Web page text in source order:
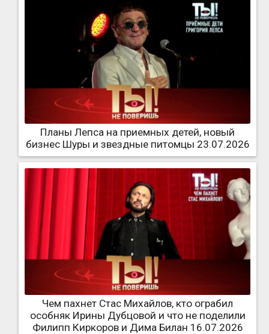
Планы Лепса на приемных детей, новый
бизнес Шуры и звездные питомцы 23.07.2026
Чем пахнет Стас Михайлов, кто ограбил
особняк Ирины Дубцовой и что не поделили
Филипп Киркоров и Дима Билан 16.07.2026